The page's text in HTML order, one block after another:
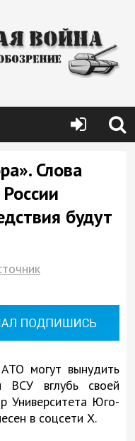
Слова
будут
могут вынудить
ВСУ вглубь своей
Университета Юго-
в соцсети X.